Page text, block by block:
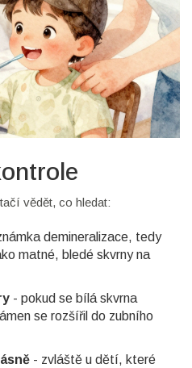
vědět, co hledat:
demineralizace, tedy
matné, bledé skvrny na
- pokud se bílá skvrna
se rozšířil do zubního
- zvláště u dětí, které